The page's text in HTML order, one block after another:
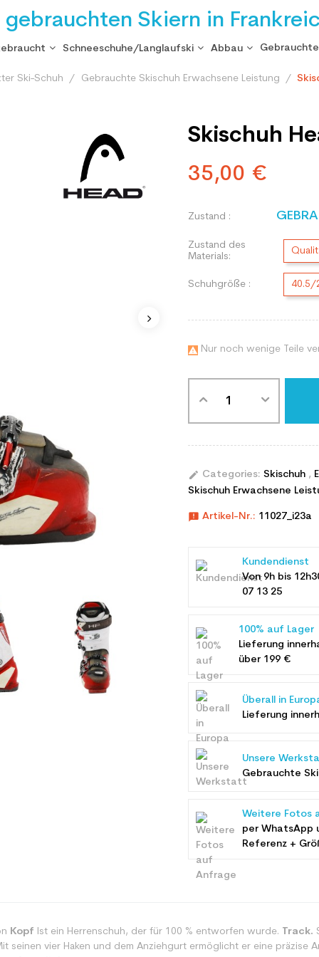
Skiern in
Schneeschuhe/Langlaufski Abbau
Ski-Schuh Gebrauchte Skischuh Erwachsene Leistung
Skischuh
35,00 €
Zustand :
Zustand des
Materials:
Schuhgröße : 40.5/
 Nur noch wenige Teile
edit Categories: Skischuh ,
Skischuh Erwachsene
announcement Artikel-Nr.: 11027_i23a
Kundendienst
Von 9h bis
07 13 25
100% auf Lager
Lieferung
über 199 €
Überall in
Lieferung
Unsere
Gebrauchte
Weitere Fotos
per WhatsApp
Referenz +
Kopf Ist ein Herrenschuh, der für 100 % entworfen wurde. Track.
seinen vier Haken und dem Anziehgurt ermöglicht er eine präzise